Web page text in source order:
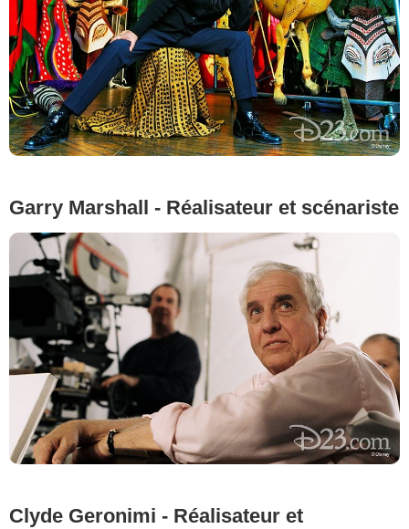
Garry Marshall - Réalisateur et scénariste
Clyde Geronimi - Réalisateur et